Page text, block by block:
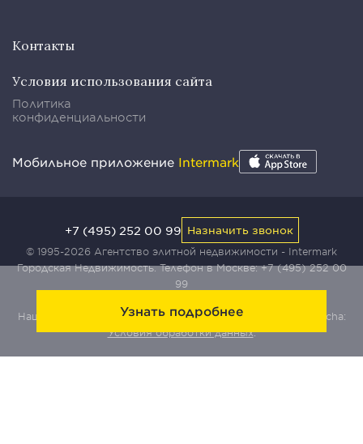
Узнать подробнее
Контакты
Условия использования сайта
Политика
конфиденциальности
Мобильное приложение Intermark
© 1995-2026 Агентство элитной недвижимости - Intermark
Городская Недвижимость. Телефон в Москве:+7 (495) 252 00
99
Наш сайт защищен с помощью сервиса Yandex SmartCaptcha:
Условия обработки данных.
+7 (495) 252 00 99 Назначить звонок